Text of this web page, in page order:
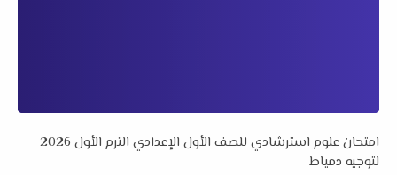
امتحان علوم استرشادي للصف الأول الإعدادي الترم الأول 2026
لتوجيه دمياط